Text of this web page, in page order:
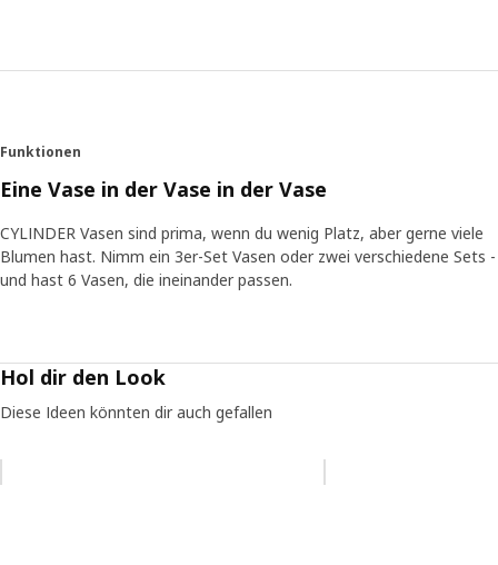
Funktionen
Eine Vase in der Vase in der Vase
CYLINDER Vasen sind prima, wenn du wenig Platz, aber gerne viele
Blumen hast. Nimm ein 3er-Set Vasen oder zwei verschiedene Sets -
und hast 6 Vasen, die ineinander passen.
Hol dir den Look
Diese Ideen könnten dir auch gefallen